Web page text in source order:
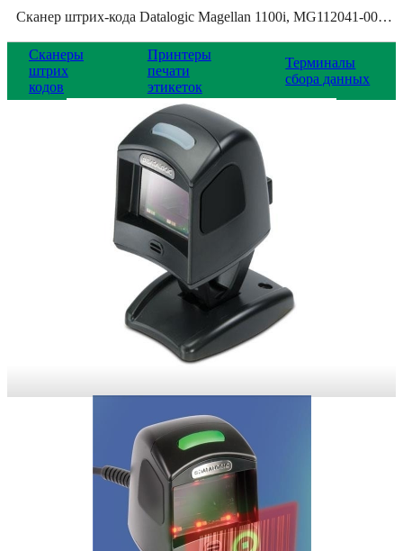
Сканер штрих-кода Datalogic Magellan 1100i, MG112041-001-412B
Сканеры
штрих
кодов
Принтеры
печати
этикеток
Терминалы
сбора данных